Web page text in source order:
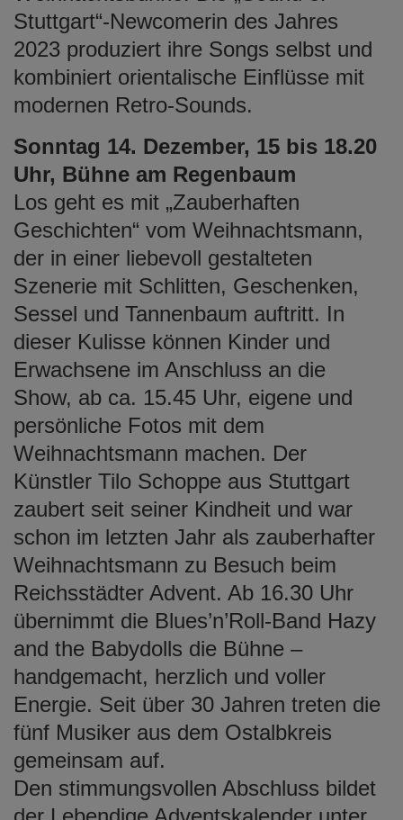
Stuttgart“-Newcomerin des Jahres
2023 produziert ihre Songs selbst und
kombiniert orientalische Einflüsse mit
modernen Retro-Sounds.
Sonntag 14. Dezember, 15 bis 18.20
Uhr, Bühne am Regenbaum
Los geht es mit „Zauberhaften
Geschichten“ vom Weihnachtsmann,
der in einer liebevoll gestalteten
Szenerie mit Schlitten, Geschenken,
Sessel und Tannenbaum auftritt. In
dieser Kulisse können Kinder und
Erwachsene im Anschluss an die
Show, ab ca. 15.45 Uhr, eigene und
persönliche Fotos mit dem
Weihnachtsmann machen. Der
Künstler Tilo Schoppe aus Stuttgart
zaubert seit seiner Kindheit und war
schon im letzten Jahr als zauberhafter
Weihnachtsmann zu Besuch beim
Reichsstädter Advent. Ab 16.30 Uhr
übernimmt die Blues’n’Roll-Band Hazy
and the Babydolls die Bühne –
handgemacht, herzlich und voller
Energie. Seit über 30 Jahren treten die
fünf Musiker aus dem Ostalbkreis
gemeinsam auf.
Den stimmungsvollen Abschluss bildet